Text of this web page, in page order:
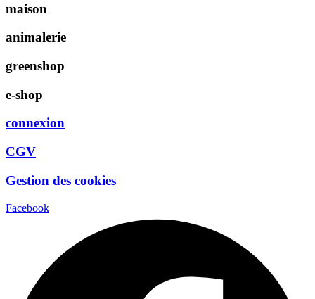
maison
animalerie
greenshop
e-shop
connexion
CGV
Gestion des cookies
Facebook